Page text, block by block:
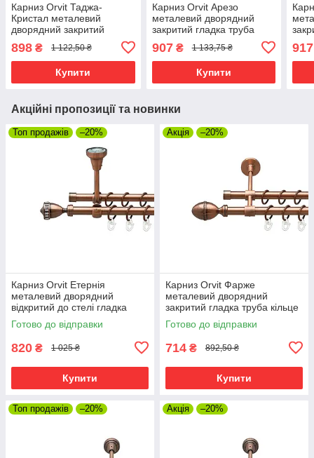
Карниз Orvit Таджа-
Кристал металевий
дворядний закритий
металеве Мідь 16\16 мм
200 см (00-00019967)
898 ₴ 1 122,50 ₴
Купити
Карниз Orvit Арезо
металевий дворядний
закритий гладка труба
19\16 мм 200 см (00-
00011929)
907₴ 1 133,75 ₴
Купити
917
Акційні пропозиції та новинки
Топ продажів –20%
Карниз Orvit Етернія
металевий дворядний
відкритий до стелі гладка
труба кільце металеве Мідь
16\16 мм 120 см (00-
Готово до відправки
820 ₴ 1 025 ₴
Купити
Акція –20%
Карниз Orvit Фарже
металевий дворядний
закритий гладка труба кільце
металеве Мідь 16\16 мм 120
см (00-00019999)
Готово до відправки
714 ₴ 892,50 ₴
Купити
Топ продажів –20% Акція –20%